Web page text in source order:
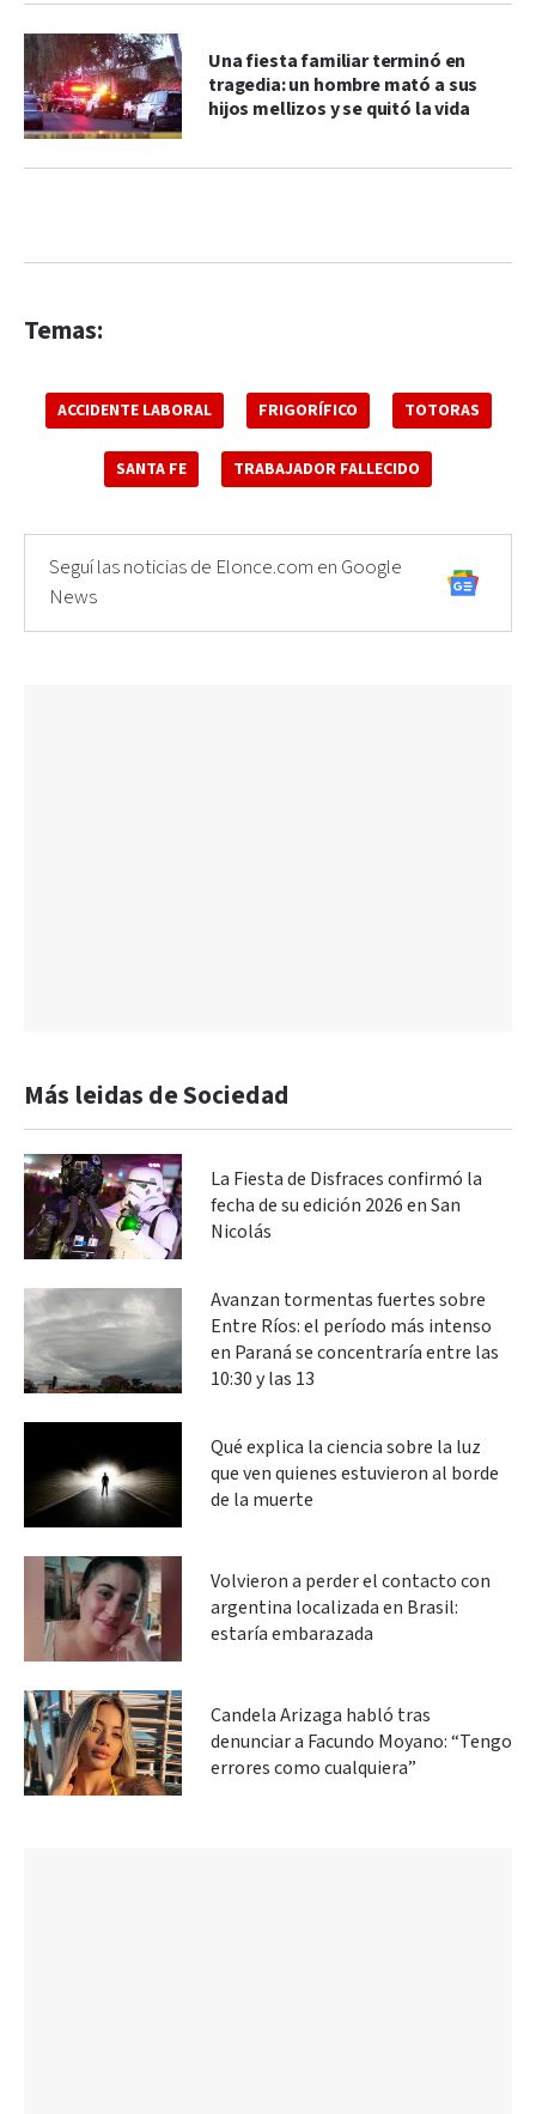
Una fiesta familiar terminó en
tragedia: un hombre mató a sus
hijos mellizos y se quitó la vida
Temas:
ACCIDENTE LABORAL FRIGORÍFICO TOTORAS
SANTA FE TRABAJADOR FALLECIDO
Seguí las noticias de Elonce.com en Google
News
Más leidas de Sociedad
La Fiesta de Disfraces confirmó la
fecha de su edición 2026 en San
Nicolás
Avanzan tormentas fuertes sobre
Entre Ríos: el período más intenso
en Paraná se concentraría entre las
10:30 y las 13
Qué explica la ciencia sobre la luz
que ven quienes estuvieron al borde
de la muerte
Volvieron a perder el contacto con
argentina localizada en Brasil:
estaría embarazada
Candela Arizaga habló tras
denunciar a Facundo Moyano: “Tengo
errores como cualquiera”